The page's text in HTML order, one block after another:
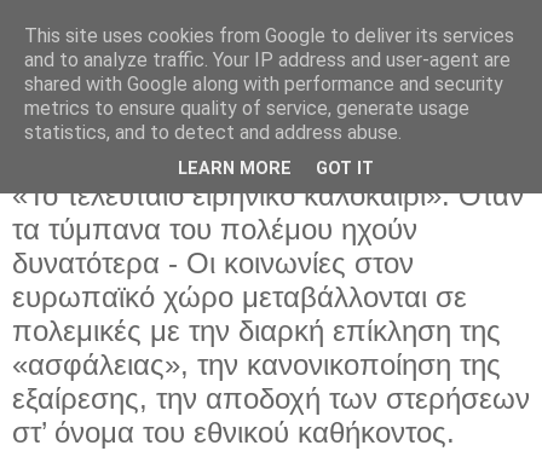
Τρίτη 24 Φεβρουαρίου 2026
«Το τελευταίο ειρηνικό καλοκαίρι»: Όταν
τα τύμπανα του πολέμου ηχούν
δυνατότερα - Οι κοινωνίες στον
ευρωπαϊκό χώρο μεταβάλλονται σε
πολεμικές με την διαρκή επίκληση της
«ασφάλειας», την κανονικοποίηση της
εξαίρεσης, την αποδοχή των στερήσεων
στ’ όνομα του εθνικού καθήκοντος.
This site uses cookies from Google to deliver its services
and to analyze traffic. Your IP address and user-agent are
shared with Google along with performance and security
metrics to ensure quality of service, generate usage
statistics, and to detect and address abuse.
LEARN MORE GOT IT